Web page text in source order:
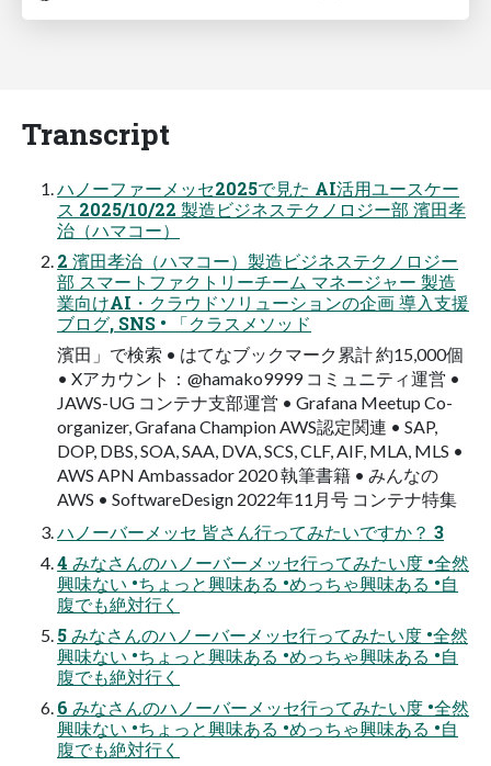
Transcript
ハノーファーメッセ2025で見た AI活用ユースケー
ス 2025/10/22 製造ビジネステクノロジー部 濱田孝
治（ハマコー）
2 濱田孝治（ハマコー）製造ビジネステクノロジー
部 スマートファクトリーチーム マネージャー 製造
業向けAI・クラウドソリューションの企画 導入支援
ブログ, SNS • 「クラスメソッド
濱田」で検索 • はてなブックマーク累計 約15,000個
• Xアカウント：@hamako9999 コミュニティ運営 •
JAWS-UG コンテナ支部運営 • Grafana Meetup Co-
organizer, Grafana Champion AWS認定関連 • SAP,
DOP, DBS, SOA, SAA, DVA, SCS, CLF, AIF, MLA, MLS •
AWS APN Ambassador 2020 執筆書籍 • みんなの
AWS • SoftwareDesign 2022年11月号 コンテナ特集
ハノーバーメッセ 皆さん行ってみたいですか？ 3
4 みなさんのハノーバーメッセ行ってみたい度 •全然
興味ない •ちょっと興味ある •めっちゃ興味ある •自
腹でも絶対行く
5 みなさんのハノーバーメッセ行ってみたい度 •全然
興味ない •ちょっと興味ある •めっちゃ興味ある •自
腹でも絶対行く
6 みなさんのハノーバーメッセ行ってみたい度 •全然
興味ない •ちょっと興味ある •めっちゃ興味ある •自
腹でも絶対行く